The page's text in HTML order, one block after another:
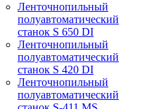
Ленточнопильный
полуавтоматический
станок S 650 DI
Ленточнопильный
полуавтоматический
станок S 420 DI
Ленточнопильный
полуавтоматический